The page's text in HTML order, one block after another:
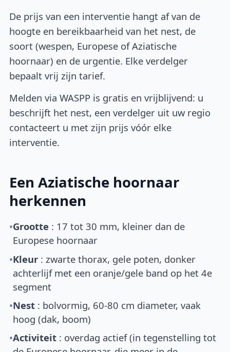
De prijs van een interventie hangt af van de
hoogte en bereikbaarheid van het nest, de
soort (wespen, Europese of Aziatische
hoornaar) en de urgentie. Elke verdelger
bepaalt vrij zijn tarief.
Melden via WASPP is gratis en vrijblijvend: u
beschrijft het nest, een verdelger uit uw regio
contacteert u met zijn prijs vóór elke
interventie.
Een Aziatische hoornaar
herkennen
•Grootte : 17 tot 30 mm, kleiner dan de
Europese hoornaar
•Kleur : zwarte thorax, gele poten, donker
achterlijf met een oranje/gele band op het 4e
segment
•Nest : bolvormig, 60-80 cm diameter, vaak
hoog (dak, boom)
•Activiteit : overdag actief (in tegenstelling tot